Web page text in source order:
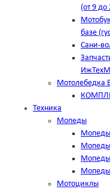
(от 9 до
базе
Сани-
Мотолебедка
Техника
Мопеды
Мопеды
Мопеды
Мотоциклы